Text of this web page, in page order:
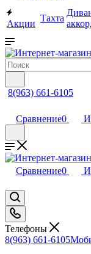
Акции
Тахта
8(963) 661-6105
Сравнение0
Сравнение0
Телефоны
8(963) 661-6105